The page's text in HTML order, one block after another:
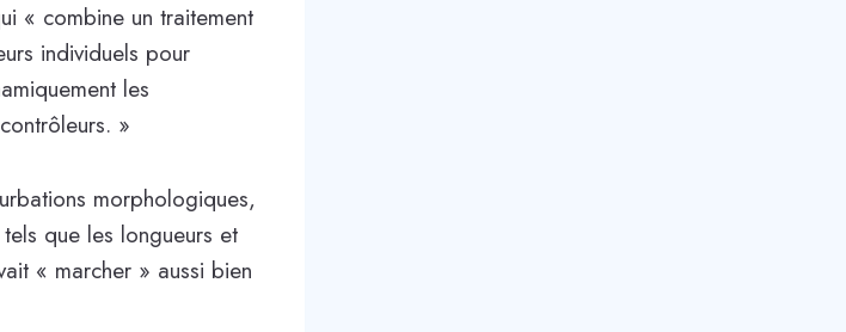
« combine un traitement
individuels pour
les
»
morphologiques,
que les longueurs et
« marcher » aussi bien